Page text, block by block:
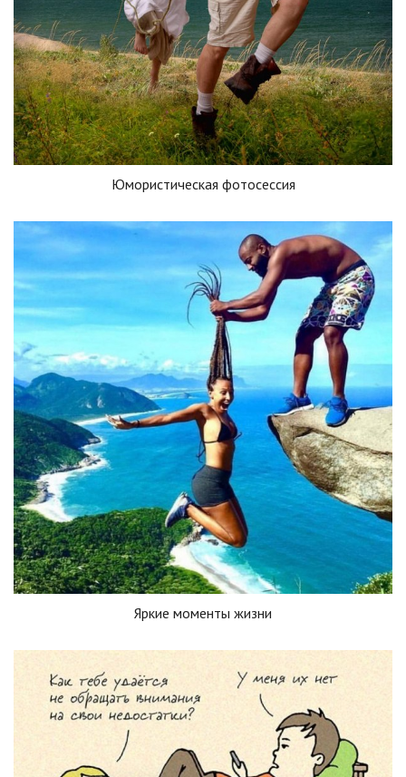
Юмористическая фотосессия
Яркие моменты жизни